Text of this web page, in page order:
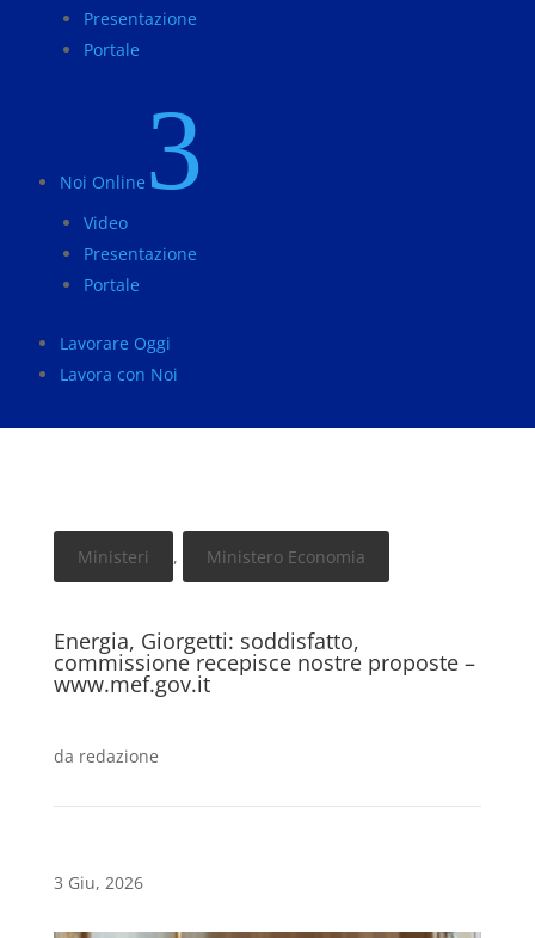
Presentazione
Portale
Noi Online 3
Video
Presentazione
Portale
Lavorare Oggi
Lavora con Noi
Ministeri , Ministero Economia
Energia, Giorgetti: soddisfatto,
commissione recepisce nostre proposte –
www.mef.gov.it
da redazione
3 Giu, 2026